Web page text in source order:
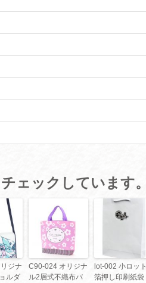
ェックしています。
ジナ
ルダ
C90-024 オリジナ
ル2層式不織布バ
lot-002 小ロット
箔押し印刷紙袋